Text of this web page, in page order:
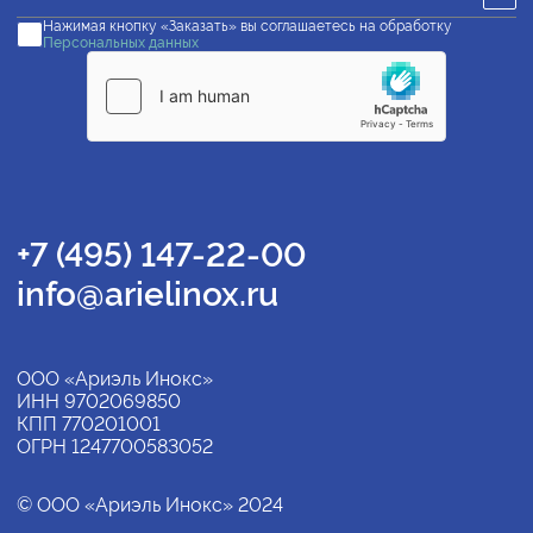
Нажимая кнопку «Заказать» вы соглашаетесь на обработку
Персональных данных
+7 (495) 147-22-00
info@arielinox.ru
ООО «Ариэль Инокс»
ИНН 9702069850
КПП 770201001
ОГРН 1247700583052
© ООО «Ариэль Инокс» 2024